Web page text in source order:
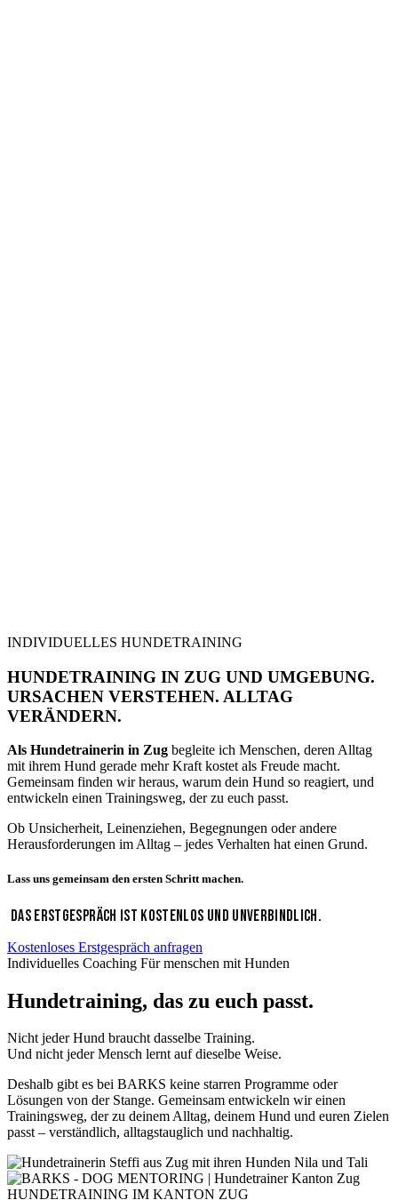
INDIVIDUELLES HUNDETRAINING
HUNDETRAINING IN ZUG UND UMGEBUNG.
URSACHEN VERSTEHEN. ALLTAG
VERÄNDERN.
Als Hundetrainerin in Zug begleite ich Menschen, deren Alltag
mit ihrem Hund gerade mehr Kraft kostet als Freude macht.
Gemeinsam finden wir heraus, warum dein Hund so reagiert, und
entwickeln einen Trainingsweg, der zu euch passt.
Ob Unsicherheit, Leinenziehen, Begegnungen oder andere
Herausforderungen im Alltag – jedes Verhalten hat einen Grund.
Lass uns gemeinsam den ersten Schritt machen.
DAS ERSTGESPRÄCH IST KOSTENLOS UND UNVERBINDLICH.
Kostenloses Erstgespräch anfragen
Individuelles Coaching Für menschen mit Hunden
Hundetraining, das zu euch passt.
Nicht jeder Hund braucht dasselbe Training.
Und nicht jeder Mensch lernt auf dieselbe Weise.
Deshalb gibt es bei BARKS keine starren Programme oder
Lösungen von der Stange. Gemeinsam entwickeln wir einen
Trainingsweg, der zu deinem Alltag, deinem Hund und euren Zielen
passt – verständlich, alltagstauglich und nachhaltig.
HUNDETRAINING IM KANTON ZUG